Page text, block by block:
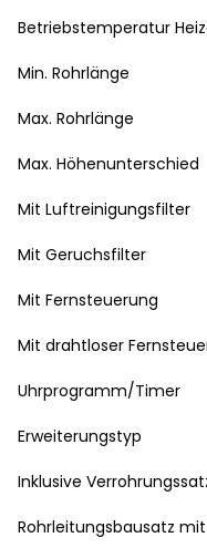
Betriebstemperatur
Min. Rohrlänge
Max. Rohrlänge
Max. Höhenunterschied
Mit Luftreinigungsfilter
Mit Geruchsfilter
Mit Fernsteuerung
Mit drahtloser
Uhrprogramm/Timer
Erweiterungstyp
Inklusive
Rohrleitungsbausatz